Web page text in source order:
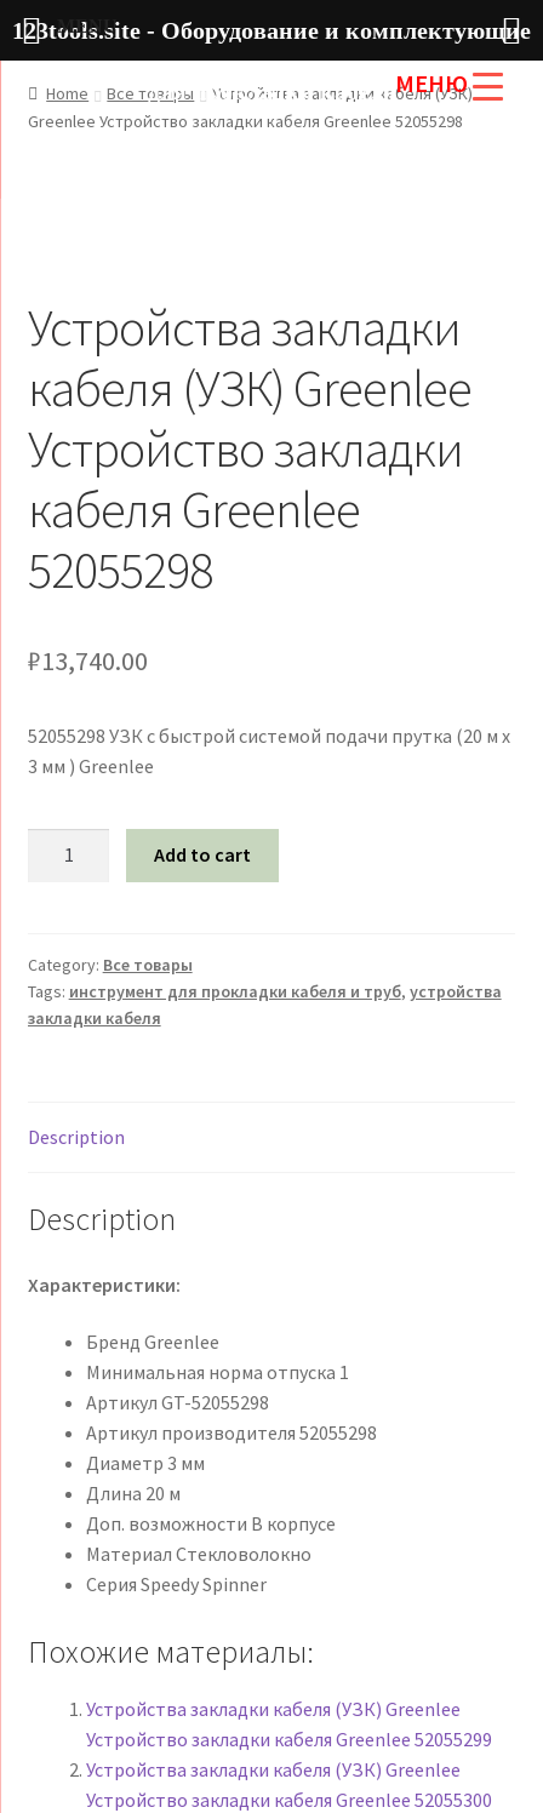
МЕНЮ
Home Все товары
Устройства закладки кабеля (УЗК)
Greenlee Устройство закладки кабеля Greenlee 52055298
Устройства закладки
кабеля (УЗК) Greenlee
Устройство закладки
кабеля Greenlee
52055298
₽13,740.00
52055298 УЗК с быстрой системой подачи прутка (20 м х
3 мм ) Greenlee
Greenlee
Устройство
закладки
quantity
Add to cart
Category: Все товары
Tags: инструмент для прокладки кабеля и труб, устройства
закладки кабеля
Description
Description
Характеристики:
Бренд Greenlee
Минимальная норма отпуска 1
Артикул GT-52055298
Артикул производителя 52055298
Диаметр 3 мм
Длина 20 м
Доп. возможности В корпусе
Материал Стекловолокно
Серия Speedy Spinner
Похожие материалы:
Устройства закладки кабеля (УЗК) Greenlee
Устройство закладки кабеля Greenlee 52055299
Устройства закладки кабеля (УЗК) Greenlee
Устройство закладки кабеля Greenlee 52055300
MENU
123tools.site - Оборудование и комплектующие
для прокладки кабеля